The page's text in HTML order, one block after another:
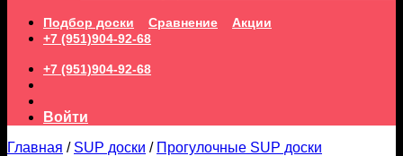
Подбор доски Сравнение
Акции
+7 (951)904-92-68
+7 (951)904-92-68
Войти
Главная / SUP доски / Прогулочные SUP доски